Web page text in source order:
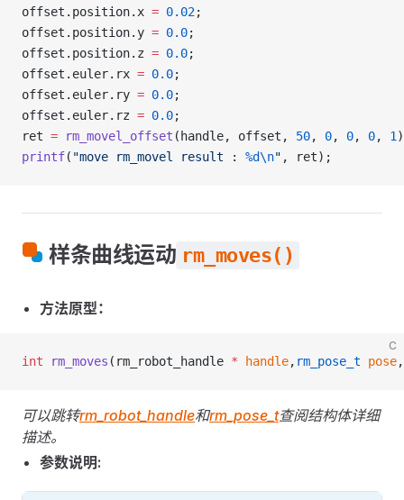
offset.position.x = 0.02;
offset.position.y = 0.0;
offset.position.z = 0.0;
offset.euler.rx = 0.0;
offset.euler.ry = 0.0;
offset.euler.rz = 0.0;
ret = rm_movel_offset (handle, offset, 50, 0, 0, 0, 1
printf( "move rm_movel result : %d\n" , ret);
样条曲线运动 rm_moves()
方法原型：
C
int rm_moves (rm_robot_handle * handle, rm_pose_t pose,
可以跳转rm_robot_handle和rm_pose_t查阅结构体详细
描述。
参数说明: